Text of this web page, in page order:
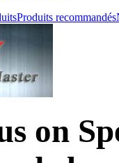
Produits recommandés
on